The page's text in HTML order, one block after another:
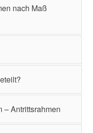
nach Maß
– Antrittsrahmen